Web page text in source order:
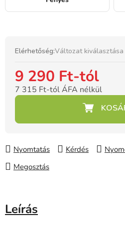
Elérhetőség:Változat kiválasztása
9 290 Ft-tól
7 315 Ft-tól ÁFA nélkül
Nyomtatás Kérdés
Megosztás
Leírás